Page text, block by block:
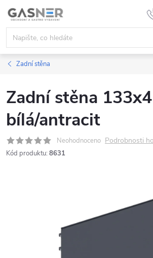
Přejít
obsah
Zadní stěna
Zadní stěna
bílá/antracit
Neohodnoceno Podrobnosti
Kód produktu: 8631